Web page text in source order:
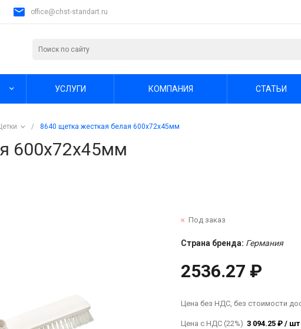
office@chst-standart.ru
УСЛУГИ КОМПАНИЯ СТАТЬИ
/ 8640 щетка жесткая белая 600х72х45мм
600х72х45мм
Под заказ
Страна бренда: Германия
2536.27 ₽
Цена без НДС, без стоимости
Цена с НДС (22%) 3 094.25 ₽ / шт